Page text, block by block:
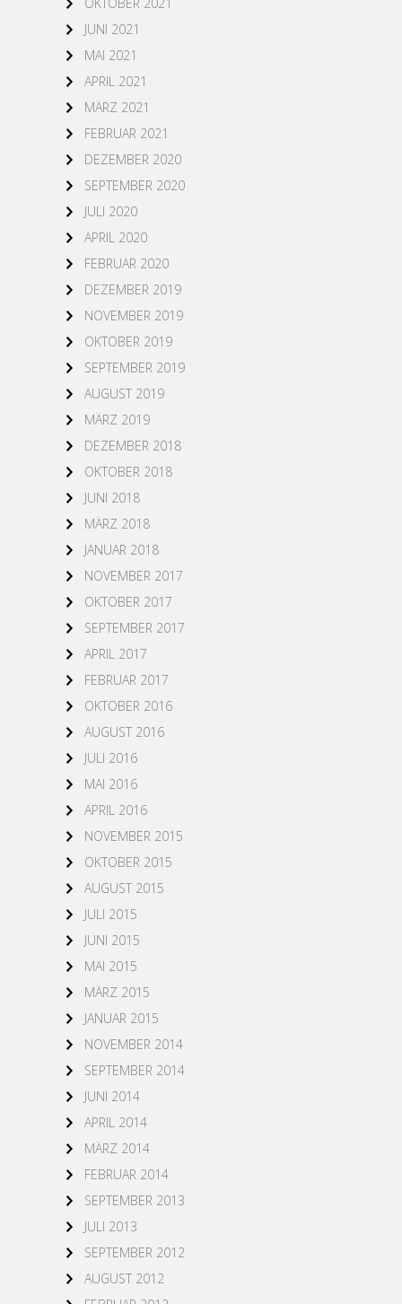
JUNI 2021
MAI 2021
APRIL 2021
MÄRZ 2021
FEBRUAR 2021
DEZEMBER 2020
SEPTEMBER 2020
JULI 2020
APRIL 2020
FEBRUAR 2020
DEZEMBER 2019
NOVEMBER 2019
OKTOBER 2019
SEPTEMBER 2019
AUGUST 2019
MÄRZ 2019
DEZEMBER 2018
OKTOBER 2018
JUNI 2018
MÄRZ 2018
JANUAR 2018
NOVEMBER 2017
OKTOBER 2017
SEPTEMBER 2017
APRIL 2017
FEBRUAR 2017
OKTOBER 2016
AUGUST 2016
JULI 2016
MAI 2016
APRIL 2016
NOVEMBER 2015
OKTOBER 2015
AUGUST 2015
JULI 2015
JUNI 2015
MAI 2015
MÄRZ 2015
JANUAR 2015
NOVEMBER 2014
SEPTEMBER 2014
JUNI 2014
APRIL 2014
MÄRZ 2014
FEBRUAR 2014
SEPTEMBER 2013
JULI 2013
SEPTEMBER 2012
AUGUST 2012